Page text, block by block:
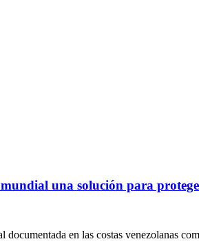
una solución para
en las costas venezolanas